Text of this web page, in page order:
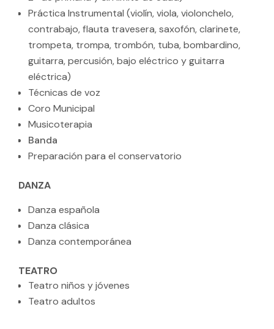
Práctica Instrumental (violín, viola, violonchelo,
contrabajo, flauta travesera, saxofón, clarinete,
trompeta, trompa, trombón, tuba, bombardino,
guitarra, percusión, bajo eléctrico y guitarra
eléctrica)
Técnicas de voz
Coro Municipal
Musicoterapia
Banda
Preparación para el conservatorio
DANZA
Danza española
Danza clásica
Danza contemporánea
TEATRO
Teatro niños y jóvenes
Teatro adultos